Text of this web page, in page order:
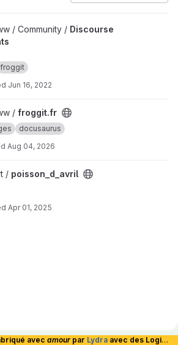
Fonts project
/ Community / Discourse
froggit
Jun 16, 2022
/ froggit.fr
docusaurus
Aug 04, 2026
project
/ poisson_d_avril
Apr 01, 2025
avec amour par Lydra avec des Logiciels Libres et hébergé en